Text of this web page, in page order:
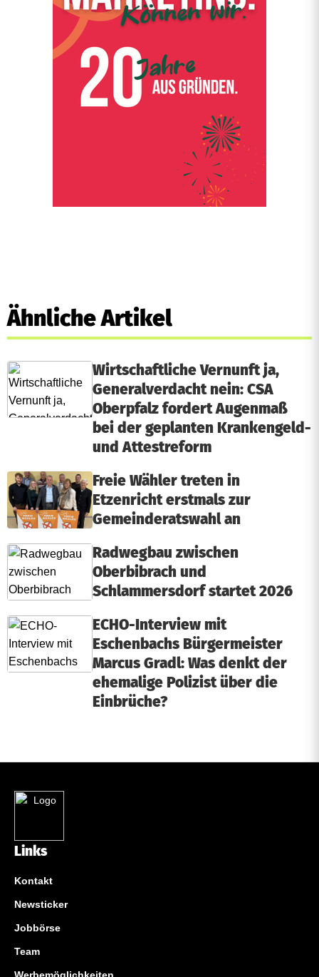
Ähnliche Artikel
Wirtschaftliche Vernunft ja,
Generalverdacht nein: CSA
Oberpfalz fordert Augenmaß
bei der geplanten Krankengeld-
und Attestreform
Freie Wähler treten in
Etzenricht erstmals zur
Gemeinderatswahl an
Radwegbau zwischen
Oberbibrach und
Schlammersdorf startet 2026
ECHO-Interview mit
Eschenbachs Bürgermeister
Marcus Gradl: Was denkt der
ehemalige Polizist über die
Einbrüche?
Links
Kontakt
Newsticker
Jobbörse
Team